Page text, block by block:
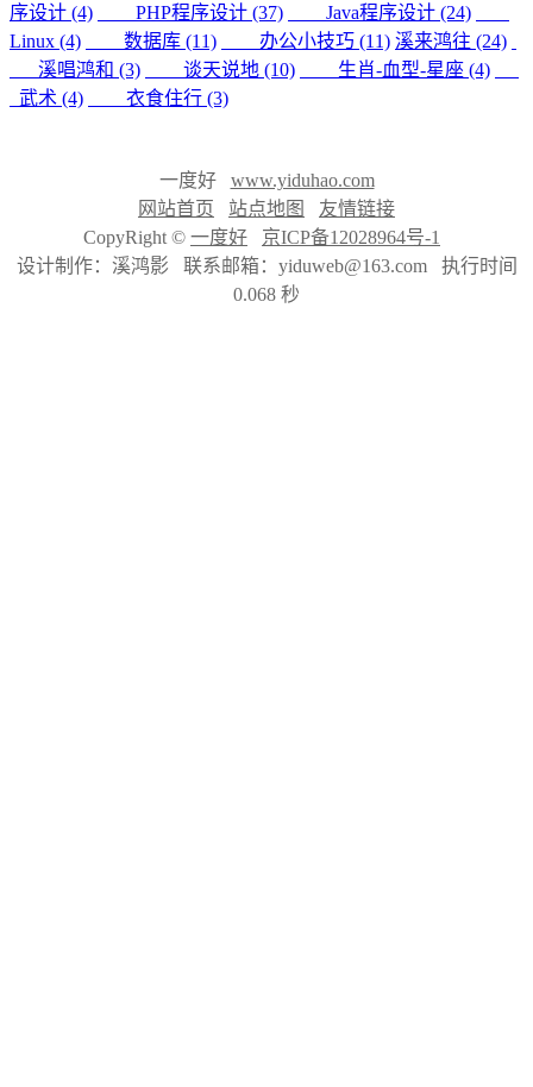
序设计 (4)
PHP程序设计 (37)
Java程序设计 (24)
Linux (4)
数据库 (11) 办公小技巧 (11) 溪来鸿往 (24)
溪唱鸿和 (3)
谈天说地 (10)
生肖-血型-星座 (4)
武术 (4)
衣食住行 (3)
一度好 www.yiduhao.com
网站首页
站点地图
友情链接
CopyRight © 一度好
京ICP备12028964号-1
设计制作：溪鸿影 联系邮箱：yiduweb@163.com 执行时间
0.068 秒